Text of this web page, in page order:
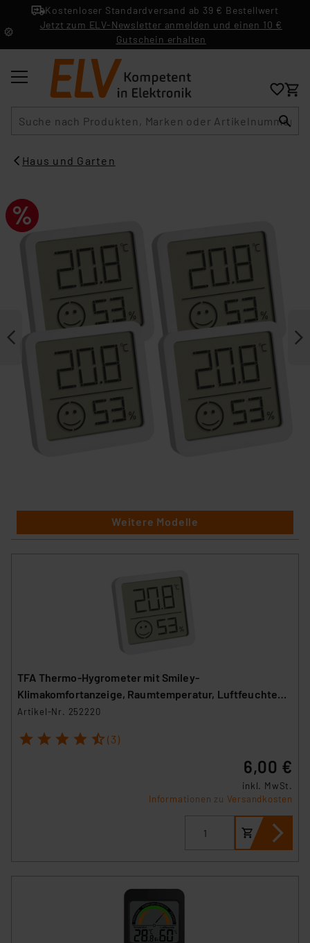
Kostenloser Standardversand ab 39 € Bestellwert
Jetzt zum ELV-Newsletter anmelden und einen 10 €
Gutschein erhalten
Haus und Garten​
Weitere Modelle
TFA Thermo-Hygrometer mit Smiley-
Klimakomfortanzeige, Raumtemperatur, Luftfeuchte
(rH), weiß
Artikel-Nr. 252220
1 2 3 4 5 (3)
6,00 €
inkl. MwSt.
Informationen zu Versandkosten